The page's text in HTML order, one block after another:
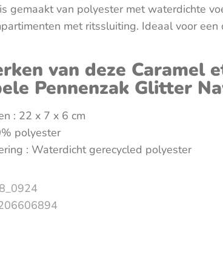
gemaakt van polyester met waterdichte
met ritssluiting. Ideaal voor een
van deze Caramel
Pennenzak Glitter
: 22 x 7 x 6 cm
polyester
: Waterdicht gerecycled polyester